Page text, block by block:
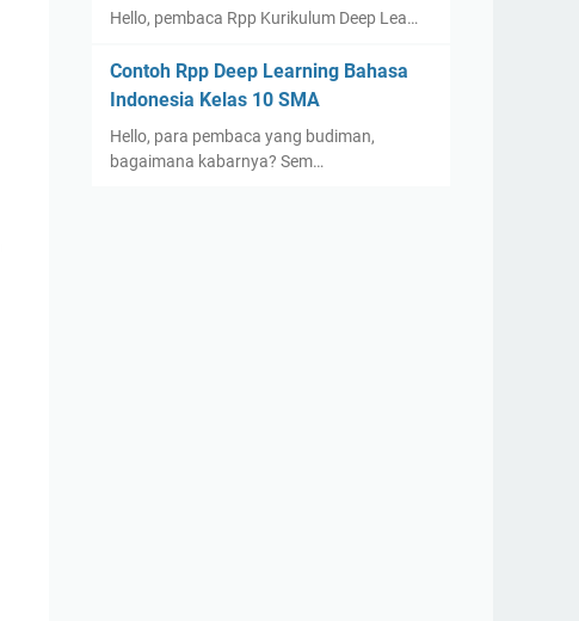
Hello, pembaca Rpp Kurikulum Deep Lea…
Contoh Rpp Deep Learning Bahasa
Indonesia Kelas 10 SMA
Hello, para pembaca yang budiman,
bagaimana kabarnya? Sem…